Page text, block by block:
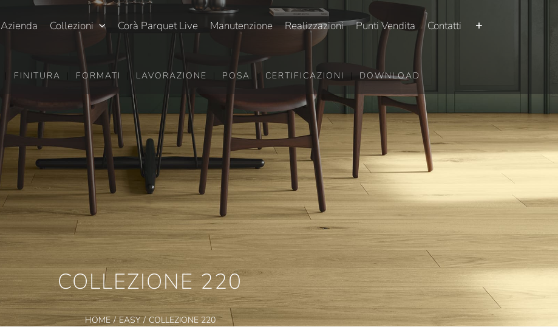
Azienda Collezioni Corà Parquet Live Manutenzione Realizzazioni Punti Vendita Contatti
FINITURA FORMATI | LAVORAZIONE POSA | CERTIFICAZIONI | DOWNLOAD
COLLEZIONE 220
HOME EASY COLLEZIONE 220